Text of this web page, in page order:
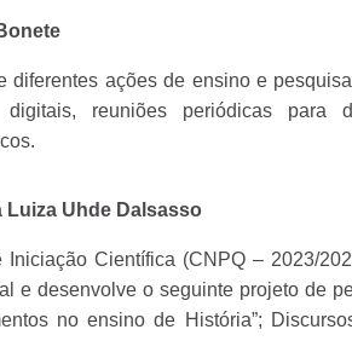
diferentes ações de ensino e
reuniões periódicas para
Luiza Uhde Dalsasso
Iniciação Científica (CNPQ – 2023/
e desenvolve o seguinte projeto de
no ensino de História”;